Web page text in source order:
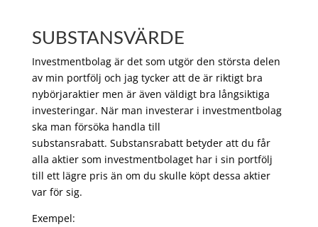
SUBSTANSVÄRDE
Investmentbolag är det som utgör den största delen
av min portfölj och jag tycker att de är riktigt bra
nybörjaraktier men är även väldigt bra långsiktiga
investeringar. När man investerar i investmentbolag
ska man försöka handla till
substansrabatt. Substansrabatt betyder att du får
alla aktier som investmentbolaget har i sin portfölj
till ett lägre pris än om du skulle köpt dessa aktier
var för sig.
Exempel: